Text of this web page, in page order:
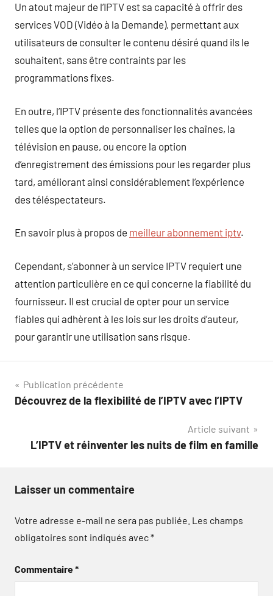
Un atout majeur de l’IPTV est sa capacité à offrir des
services VOD (Vidéo à la Demande), permettant aux
utilisateurs de consulter le contenu désiré quand ils le
souhaitent, sans être contraints par les
programmations fixes.
En outre, l’IPTV présente des fonctionnalités avancées
telles que la option de personnaliser les chaînes, la
télévision en pause, ou encore la option
d’enregistrement des émissions pour les regarder plus
tard, améliorant ainsi considérablement l’expérience
des téléspectateurs.
En savoir plus à propos de meilleur abonnement iptv.
Cependant, s’abonner à un service IPTV requiert une
attention particulière en ce qui concerne la fiabilité du
fournisseur. Il est crucial de opter pour un service
fiables qui adhèrent à les lois sur les droits d’auteur,
pour garantir une utilisation sans risque.
Navigation
de
Publication précédente
Découvrez de la flexibilité de l’IPTV avec l’IPTV
Article suivant
L’IPTV et réinventer les nuits de film en famille
Laisser un commentaire
Votre adresse e-mail ne sera pas publiée. Les champs
obligatoires sont indiqués avec*
Commentaire*